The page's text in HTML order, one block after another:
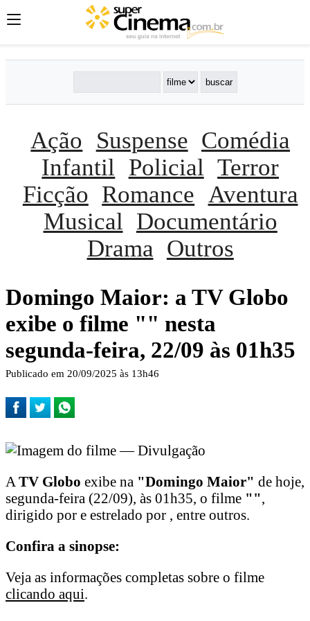
Ação Suspense Comédia
Infantil
Policial Terror
Ficção Romance Aventura
Musical
Documentário
Drama Outros
Domingo Maior: a TV Globo
exibe o filme "" nesta
segunda-feira, 22/09 às 01h35
Publicado em 20/09/2025 às 13h46
A TV Globo exibe na "Domingo Maior" de hoje,
segunda-feira (22/09), às 01h35, o filme "",
dirigido por e estrelado por , entre outros.
Confira a sinopse:
Veja as informações completas sobre o filme
clicando aqui.